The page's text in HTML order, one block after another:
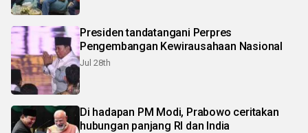
Presiden tandatangani Perpres
Pengembangan Kewirausahaan Nasional
Jul 28th
Di hadapan PM Modi, Prabowo ceritakan
hubungan panjang RI dan India